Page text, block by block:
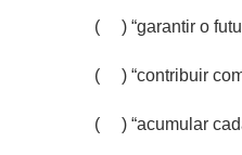
( ) “garantir o
( ) “contribuir
( ) “acumular